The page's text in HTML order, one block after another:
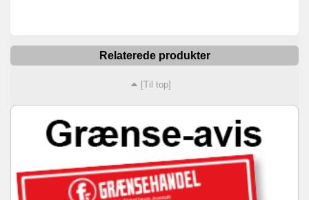
Relaterede produkter
[Til top]